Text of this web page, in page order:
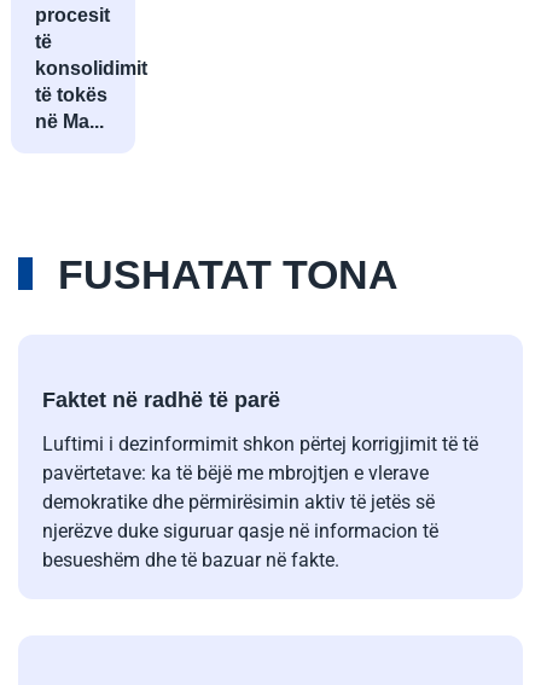
procesit
të
konsolidimit
të tokës
në Ma...
FUSHATAT TONA
Faktet në radhë të parë
Luftimi i dezinformimit shkon përtej korrigjimit të të
pavërtetave: ka të bëjë me mbrojtjen e vlerave
demokratike dhe përmirësimin aktiv të jetës së
njerëzve duke siguruar qasje në informacion të
besueshëm dhe të bazuar në fakte.